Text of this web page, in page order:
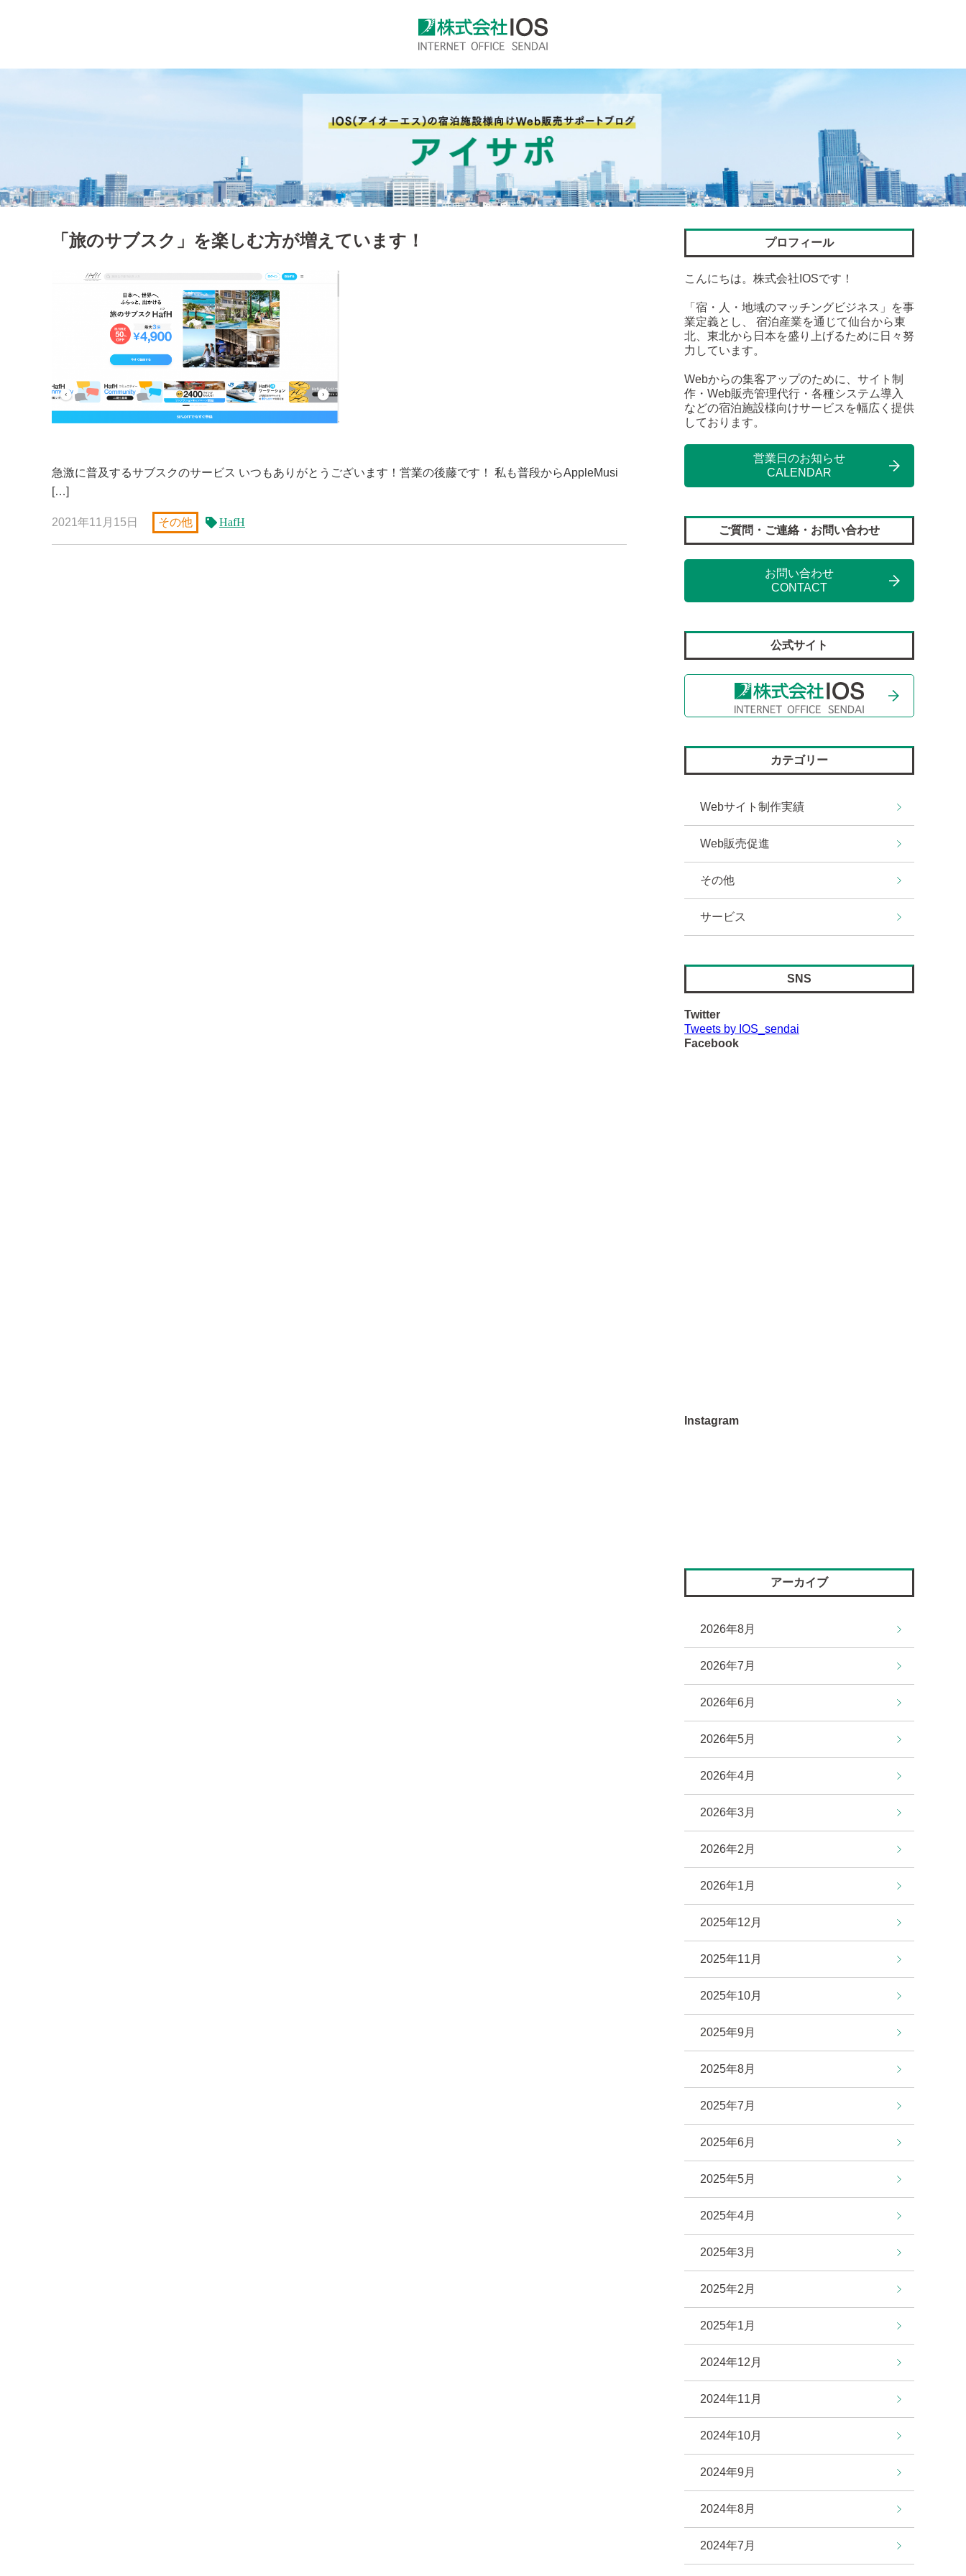
「旅のサブスク」を楽しむ方が増えています！
急激に普及するサブスクのサービス いつもありがとうございます！営業の後藤です！ 私も普段からAppleMusi
[…]
2021年11月15日 その他 HafH
プロフィール
こんにちは。株式会社IOSです！
「宿・人・地域のマッチングビジネス」を事
業定義とし、 宿泊産業を通じて仙台から東
北、東北から日本を盛り上げるために日々努
力しています。
Webからの集客アップのために、サイト制
作・Web販売管理代行・各種システム導入
などの宿泊施設様向けサービスを幅広く提供
しております。
営業日のお知らせ
CALENDAR
ご質問・ご連絡・お問い合わせ
お問い合わせ
CONTACT
公式サイト
カテゴリー
Webサイト制作実績
Web販売促進
その他
サービス
SNS
Twitter
Tweets by IOS_sendai
Facebook
Instagram
アーカイブ
2026年8月
2026年7月
2026年6月
2026年5月
2026年4月
2026年3月
2026年2月
2026年1月
2025年12月
2025年11月
2025年10月
2025年9月
2025年8月
2025年7月
2025年6月
2025年5月
2025年4月
2025年3月
2025年2月
2025年1月
2024年12月
2024年11月
2024年10月
2024年9月
2024年8月
2024年7月